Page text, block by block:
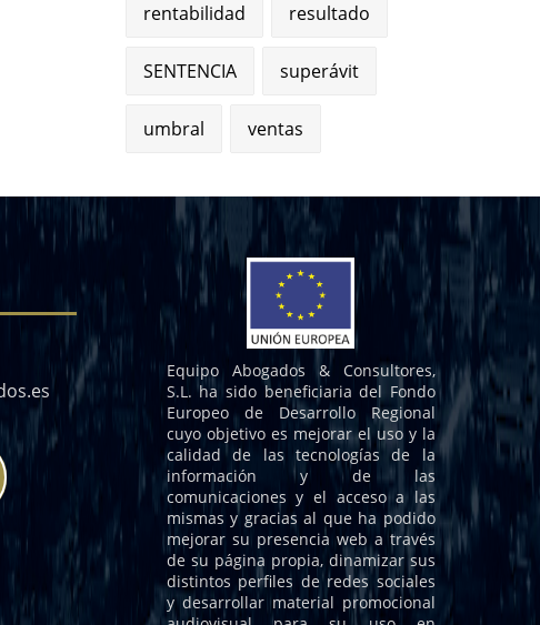
rentabilidad resultado
SENTENCIA superávit
umbral ventas
Equipo Abogados & Consultores,
S.L. ha sido beneficiaria del Fondo
Europeo de Desarrollo Regional
cuyo objetivo es mejorar el uso y la
calidad de las tecnologías de la
información y de las
comunicaciones y el acceso a las
mismas y gracias al que ha podido
mejorar su presencia web a través
de su página propia, dinamizar sus
distintos perfiles de redes sociales
y desarrollar material promocional